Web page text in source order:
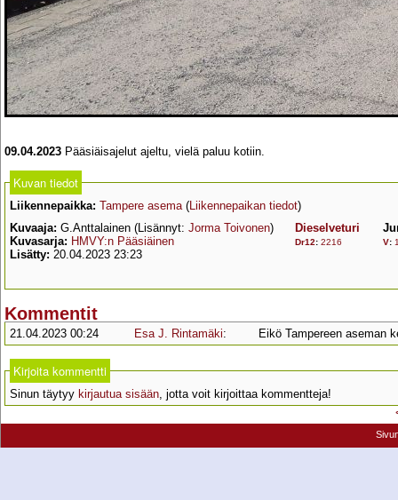
09.04.2023 Pääsiäisajelut ajeltu, vielä paluu kotiin.
Kuvan tiedot
Liikennepaikka: Tampere asema(Liikennepaikan tiedot)
Kuvaaja: G.Anttalainen (Lisännyt: Jorma Toivonen)
Kuvasarja: HMVY:n Pääsiäinen
Lisätty: 20.04.2023 23:23
Dieselveturi
Dr12: 2216 V:
Kommentit
21.04.2023 00:24 Esa J. Rintamäki: Eikö Tampereen aseman
Kirjoita kommentti
Sinun täytyy kirjautua sisään, jotta voit kirjoittaa kommentteja!